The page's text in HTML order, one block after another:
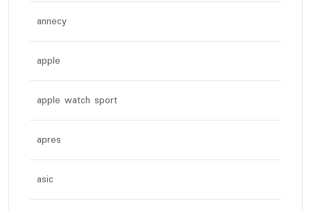
annecy
apple
apple watch sport
apres
asic